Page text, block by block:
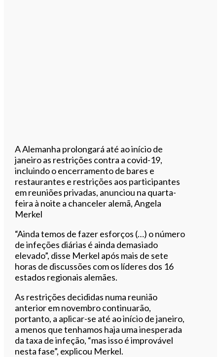
A Alemanha prolongará até ao início de
janeiro as restrições contra a covid-19,
incluindo o encerramento de bares e
restaurantes e restrições aos participantes
em reuniões privadas, anunciou na quarta-
feira à noite a chanceler alemã, Angela
Merkel
“Ainda temos de fazer esforços (…) o número
de infeções diárias é ainda demasiado
elevado”, disse Merkel após mais de sete
horas de discussões com os líderes dos 16
estados regionais alemães.
As restrições decididas numa reunião
anterior em novembro continuarão,
portanto, a aplicar-se até ao início de janeiro,
a menos que tenhamos haja uma inesperada
da taxa de infeção, “mas isso é improvável
nesta fase”, explicou Merkel.